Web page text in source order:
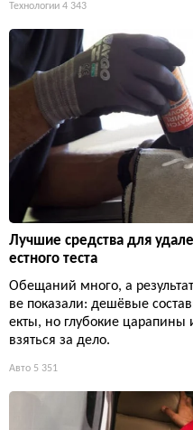
Технологии 4 343
Лучшие средства для
естного теста
Обещаний много, а
ве показали: дешёвые
екты, но глубокие
взяться за дело.
Авто 5 351